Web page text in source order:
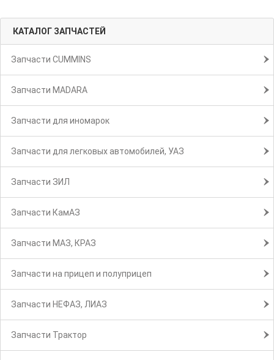
КАТАЛОГ ЗАПЧАСТЕЙ
Запчасти CUMMINS
Запчасти MADARA
Запчасти для иномарок
Запчасти для легковых автомобилей, УАЗ
Запчасти ЗИЛ
Запчасти КамАЗ
Запчасти МАЗ, КРАЗ
Запчасти на прицеп и полуприцеп
Запчасти НЕФАЗ, ЛИАЗ
Запчасти Трактор